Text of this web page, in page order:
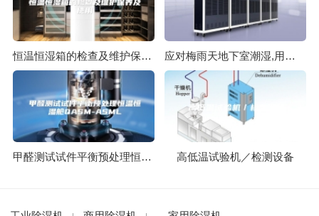
恒温恒湿箱的检查及维护保养及使用 应对梅雨天地下室潮湿,用安诗曼除湿机
甲醛测试试件平衡预处理恒温恒湿舱QASM-ASML 高低温试验机／检测设备